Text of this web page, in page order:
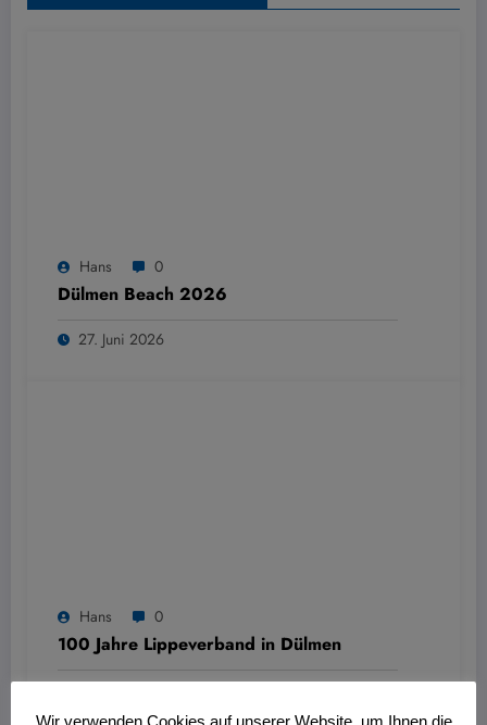
Hans 0
Dülmen Beach 2026
27. Juni 2026
Hans 0
100 Jahre Lippeverband in Dülmen
Wir verwenden Cookies auf unserer Website, um Ihnen die